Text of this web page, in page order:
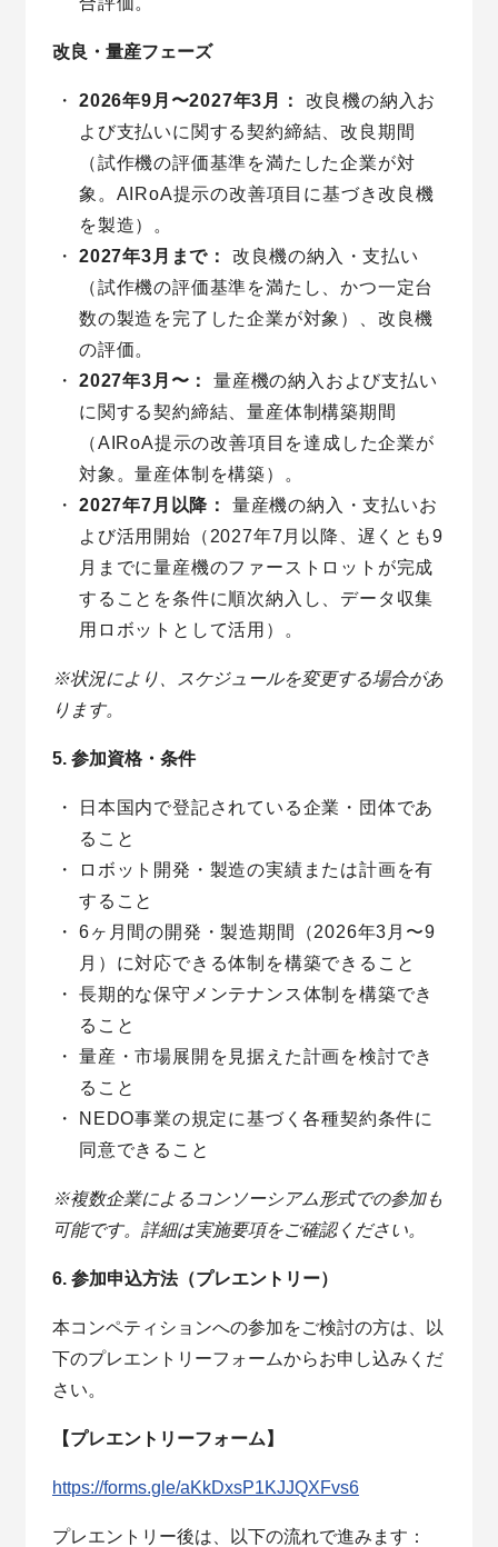
改良・量産フェーズ
2026年9月〜2027年3月：
改良機の納入お
よび支払いに関する契約締結、改良期間
（試作機の評価基準を満たした企業が対
象。AIRoA提示の改善項目に基づき改良機
を製造）。
2027年3月まで：
改良機の納入・支払い
（試作機の評価基準を満たし、かつ一定台
数の製造を完了した企業が対象）、改良機
の評価。
2027年3月〜：
量産機の納入および支払い
に関する契約締結、量産体制構築期間
（AIRoA提示の改善項目を達成した企業が
対象。量産体制を構築）。
2027年7月以降：
量産機の納入・支払いお
よび活用開始（2027年7月以降、遅くとも9
月までに量産機のファーストロットが完成
することを条件に順次納入し、データ収集
用ロボットとして活用）。
※状況により、スケジュールを変更する場合があ
ります。
5. 参加資格・条件
日本国内で登記されている企業・団体であ
ること
ロボット開発・製造の実績または計画を有
すること
6ヶ月間の開発・製造期間（2026年3月〜9
月）に対応できる体制を構築できること
長期的な保守メンテナンス体制を構築でき
ること
量産・市場展開を見据えた計画を検討でき
ること
NEDO事業の規定に基づく各種契約条件に
同意できること
※複数企業によるコンソーシアム形式での参加も
可能です。詳細は実施要項をご確認ください。
6. 参加申込方法（プレエントリー）
本コンペティションへの参加をご検討の方は、以
下のプレエントリーフォームからお申し込みくだ
さい。
【プレエントリーフォーム】
https://forms.gle/aKkDxsP1KJJQXFvs6
プレエントリー後は、以下の流れで進みます：